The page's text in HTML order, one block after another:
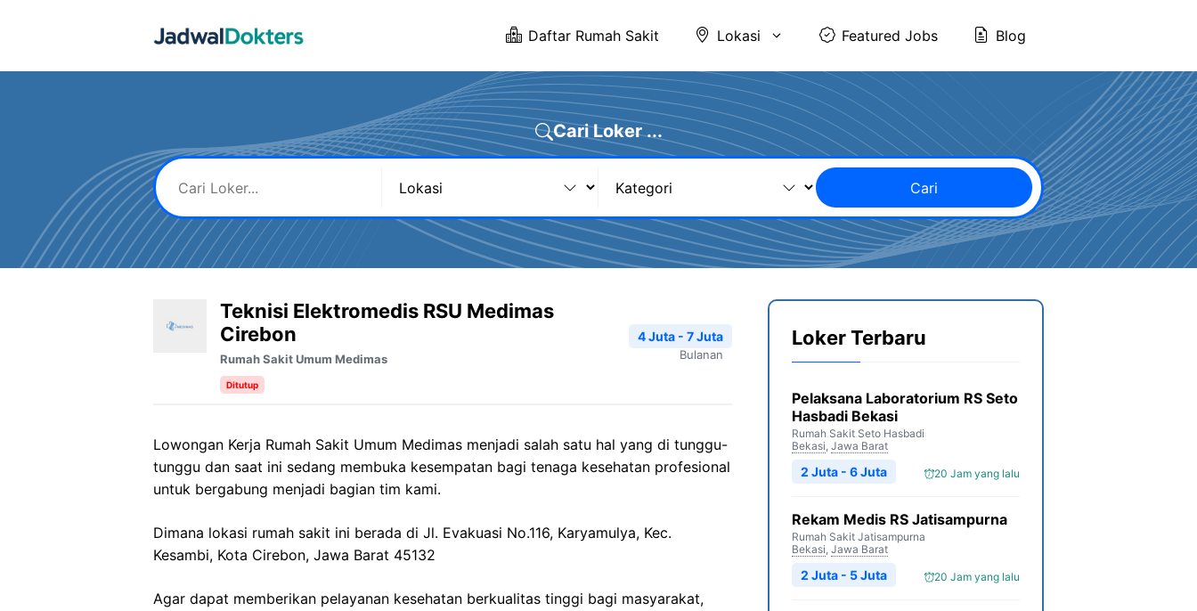
Daftar Rumah Sakit Lokasi Featured Jobs Blog
Cari Loker ...
Cari
Teknisi Elektromedis RSU Medimas
Cirebon
Rumah Sakit Umum Medimas
Ditutup
4 Juta - 7 Juta
Bulanan
Lowongan Kerja Rumah Sakit Umum Medimas menjadi salah satu hal yang di tunggu-
tunggu dan saat ini sedang membuka kesempatan bagi tenaga kesehatan profesional
untuk bergabung menjadi bagian tim kami.
Dimana lokasi rumah sakit ini berada di Jl. Evakuasi No.116, Karyamulya, Kec.
Kesambi, Kota Cirebon, Jawa Barat 45132
Agar dapat memberikan pelayanan kesehatan berkualitas tinggi bagi masyarakat,
Loker Terbaru
Pelaksana Laboratorium RS Seto
Hasbadi Bekasi
Rumah Sakit Seto Hasbadi
Bekasi, Jawa Barat
20 Jam yang lalu
2 Juta - 6 Juta
Rekam Medis RS Jatisampurna
Rumah Sakit Jatisampurna
Bekasi, Jawa Barat
20 Jam yang lalu
2 Juta - 5 Juta